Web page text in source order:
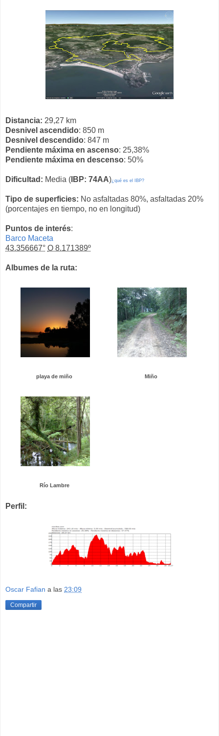
Distancia: 29,27 km
Desnivel ascendido: 850 m
Desnivel descendido: 847 m
Pendiente máxima en ascenso: 25,38%
Pendiente máxima en descenso: 50%
Dificultad: Media ( IBP: 74AA)¿qué es el IBP?
Tipo de superficies: No asfaltadas 80%, asfaltadas 20%
(porcentajes en tiempo, no en longitud)
Puntos de interés:
Barco Maceta
43.356667° O 8.171389º
Albumes de la ruta:
playa de miño Miño
Río Lambre
Perfil:
Oscar Fafian a las 23:09
Compartir